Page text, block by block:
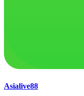
Asialive88